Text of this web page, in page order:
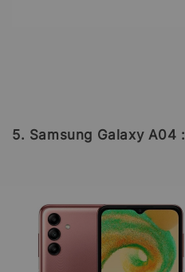
5. Samsung Galaxy A04 :